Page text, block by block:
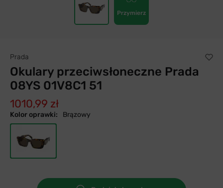
Przymierz
Prada
Okulary przeciwsłoneczne Prada
08YS 01V8C1 51
1010,99 zł
Kolor oprawki: Brązowy